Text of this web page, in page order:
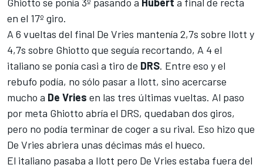
en el 17º giro.
A 6 vueltas del final De Vries mantenía 2,7s sobre Ilott y
4,7s sobre Ghiotto que seguía recortando, A 4 el
italiano se ponía casi a tiro de DRS. Entre eso y el
rebufo podía, no sólo pasar a Ilott, sino acercarse
mucho a De Vries en las tres últimas vueltas. Al paso
por meta Ghiotto abría el DRS, quedaban dos giros,
pero no podía terminar de coger a su rival. Eso hizo que
De Vries abriera unas décimas más el hueco.
El italiano pasaba a Ilott pero De Vries estaba fuera del